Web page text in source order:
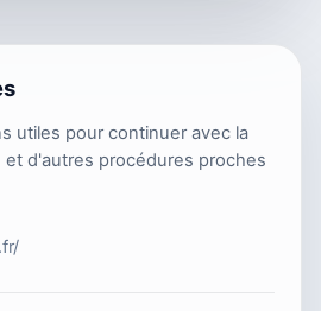
utiles pour continuer avec la
d'autres procédures proches